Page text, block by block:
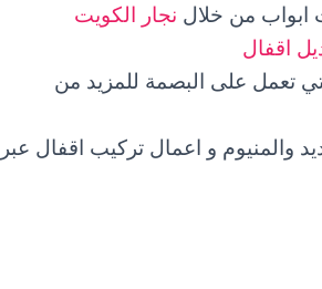
ابواب من خلال نجار الكويت
اقفال
تعمل على البصمة للمزيد من
والمنيوم و اعمال تركيب اقفال عبر